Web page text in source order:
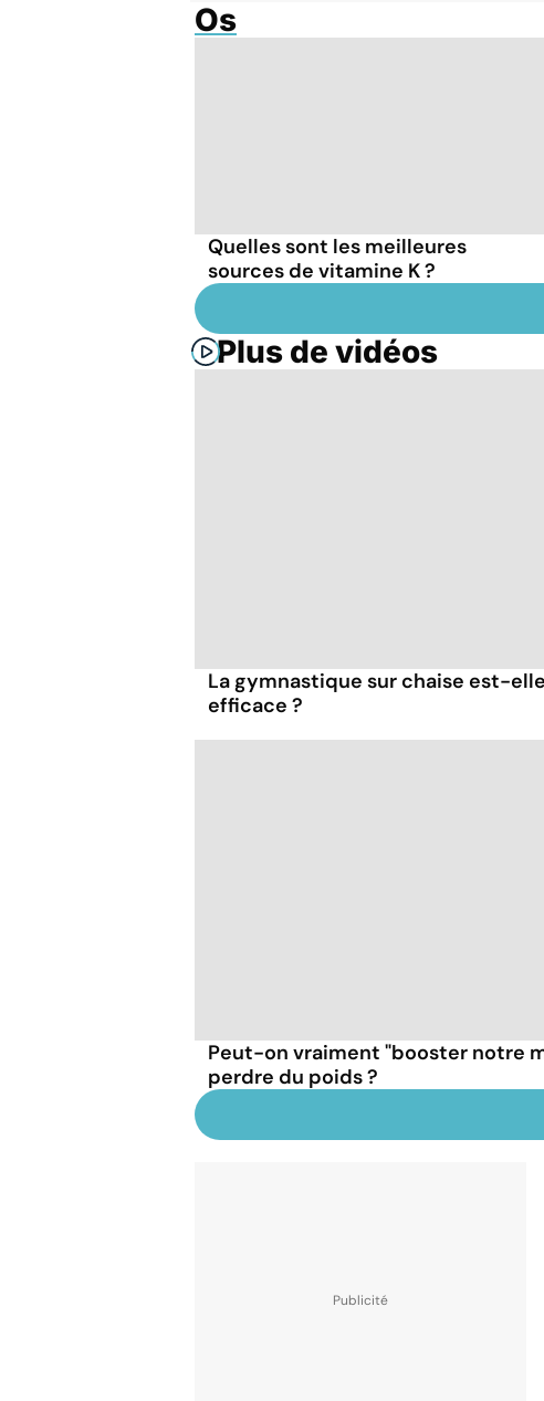
Os
Quelles sont les meilleures
sources de vitamine K ?
Plus de vidéos
La gymnastique sur chaise est-
efficace ?
Peut-on vraiment "booster notre
perdre du poids ?